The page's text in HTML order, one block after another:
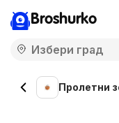
Broshurko
Пролетни